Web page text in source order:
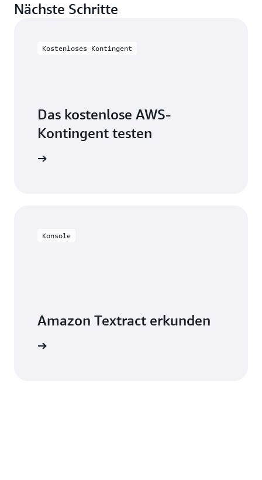
Nächste Schritte
Kostenloses Kontingent
Das kostenlose AWS-
Kontingent testen
Konsole
Amazon Textract erkunden